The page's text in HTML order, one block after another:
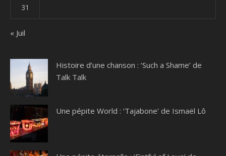
31
« Juil
Histoire d’une chanson : ‘Such a Shame’ de
Talk Talk
Une pépite World : ‘Tajabone’ de Ismaël Lô